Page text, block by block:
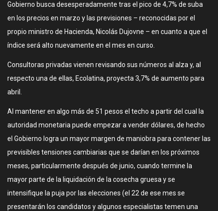
Gobierno busca desesperadamente tras el pico de 4,7% de suba
en los precios en marzo y las previsiones – reconocidas por el
propio ministro de Hacienda, Nicolás Dujovne – en cuanto a que el
índice será alto nuevamente en el mes en curso.
Consultoras privadas vienen revisando sus números al alza y, al
respecto una de ellas, Ecolatina, proyecta 3,7% de aumento para
abril.
Al mantener en algo más de 51 pesos el techo a partir del cual la
autoridad monetaria puede empezar a vender dólares, de hecho
el Gobierno logra un mayor margen de maniobra para contener las
previsibles tensiones cambiarias que se darían en los próximos
meses, particularmente después de junio, cuando termine la
mayor parte de la liquidación de la cosecha gruesa y se
intensifique la puja por las elecciones (el 22 de ese mes se
presentarán los candidatos y algunos especialistas temen una